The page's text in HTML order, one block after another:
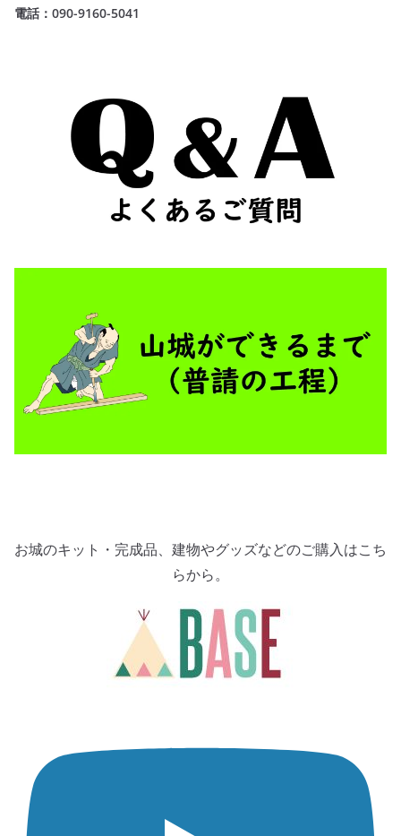
電話：090-9160-5041
お城のキット・完成品、建物やグッズなどのご購入はこち
らから。